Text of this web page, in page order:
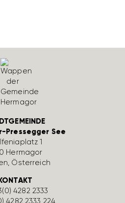
Pressegger See
1
Hermagor
Öster­reich
4282 2333
4282 2333 224